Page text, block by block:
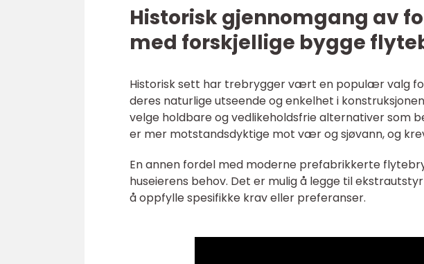
Historisk gjennomgang av
med forskjellige bygge
Historisk sett har trebrygger vært en populær valg
deres naturlige utseende og enkelhet i
velge holdbare og vedlikeholdsfrie alternativer som
er mer motstandsdyktige mot vær og sjøvann, og
En annen fordel med moderne prefabrikkerte
huseierens behov. Det er mulig å legge til
å oppfylle spesifikke krav eller preferanser.